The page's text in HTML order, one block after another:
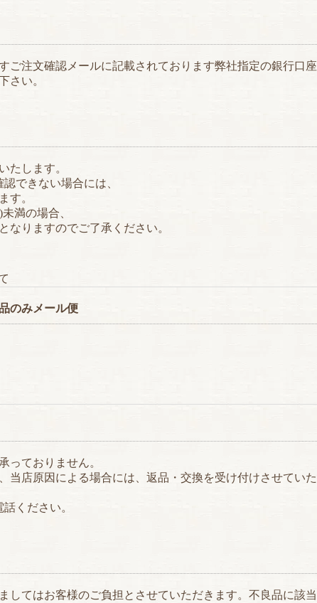
ご注文確認メールに記載されております弊社指定の銀行口座
さい。
たします。
できない場合には、
す。
満の場合、
なりますのでご了承ください。
のみメール便
っておりません。
当店原因による場合には、返品・交換を受け付けさせていた
ください。
してはお客様のご負担とさせていただきます。不良品に該当